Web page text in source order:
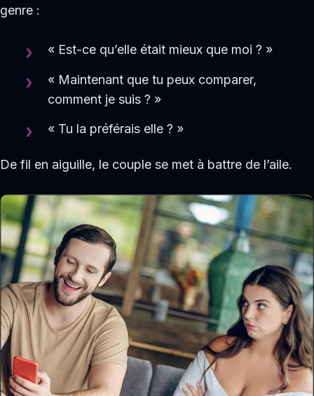
genre :
« Est-ce qu’elle était mieux que moi ? »
« Maintenant que tu peux comparer,
comment je suis ? »
« Tu la préférais elle ? »
De fil en aiguille, le couple se met à battre de l’aile.